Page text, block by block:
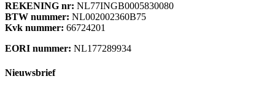
REKENING nr: NL77INGB0005830080
BTW nummer: NL002002360B75
Kvk nummer: 66724201
EORI nummer: NL177289934
Nieuwsbrief